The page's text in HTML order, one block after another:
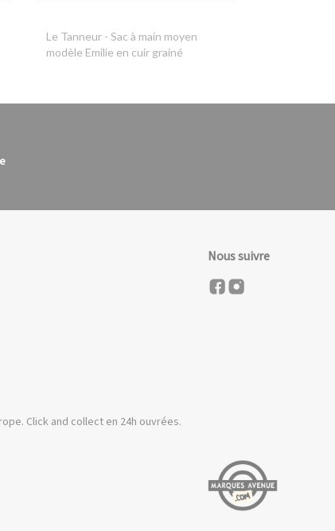
Le Tanneur - Sac à main moyen
modèle Emilie en cuir grainé
Click and collect en 24h ouvrées.
Nous suivre